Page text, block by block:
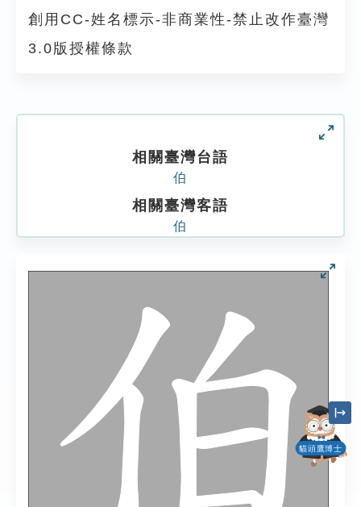
創用CC-姓名標示-非商業性-禁止改作臺灣
3.0版授權條款
相關臺灣台語
伯
相關臺灣客語
伯
貓頭鷹博士